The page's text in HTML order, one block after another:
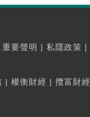
重要聲明 | 私隱政策 |
| 權衡財經 | 攬富財經